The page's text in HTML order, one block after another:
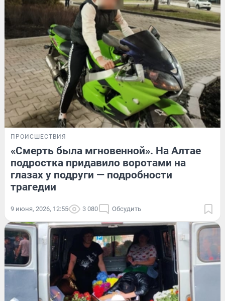
ПРОИСШЕСТВИЯ
«Смерть была мгновенной». На Алтае
подростка придавило воротами на
глазах у подруги — подробности
трагедии
9 июня, 2026, 12:55 3 080 Обсудить